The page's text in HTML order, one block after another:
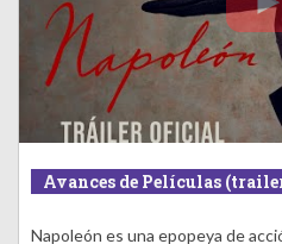
Avances de Películas
Napoleón es una epopeya de